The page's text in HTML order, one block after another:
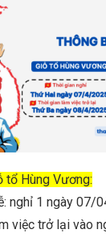
tổ Hùng Vương:
nghỉ 1 ngày 07/
việc trở lại vào